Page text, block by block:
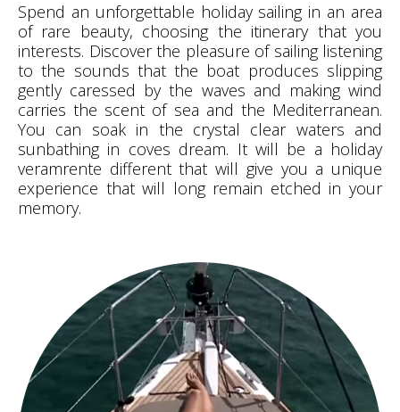
Spend an unforgettable holiday sailing in an area
of rare beauty, choosing the itinerary that you
interests. Discover the pleasure of sailing listening
to the sounds that the boat produces slipping
gently caressed by the waves and making wind
carries the scent of sea and the Mediterranean.
You can soak in the crystal clear waters and
sunbathing in coves dream. It will be a holiday
veramrente different that will give you a unique
experience that will long remain etched in your
memory.